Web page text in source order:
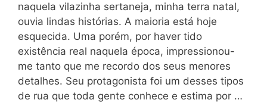
naquela vilazinha sertaneja, minha terra natal,
ouvia lindas histórias. A maioria está hoje
esquecida. Uma porém, por haver tido
existência real naquela época, impressionou-
me tanto que me recordo dos seus menores
detalhes. Seu protagonista foi um desses tipos
de rua que toda gente conhece e estima por …